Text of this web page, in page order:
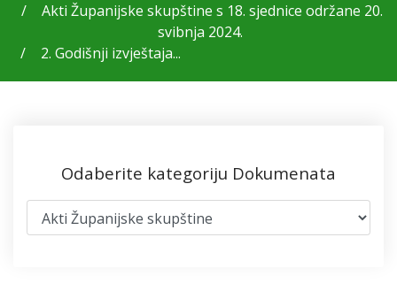
Akti Županijske skupštine s 18. sjednice održane 20.
svibnja 2024.
2. Godišnji izvještaja...
Odaberite kategoriju Dokumenata